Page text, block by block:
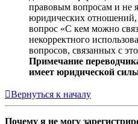
правовым вопросам и не
юридических отношений,
вопрос «С кем можно
некорректного
вопросов, связанных с
Примечание
имеет юридической
Вернуться к началу
Почему я не могу